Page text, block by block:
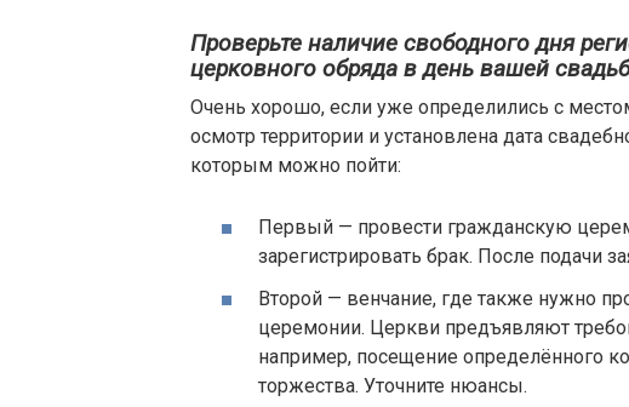
Проверьте наличие свободного дня
церковного обряда в день вашей
Очень хорошо, если уже определились с
осмотр территории и установлена дата
которым можно пойти:
Первый — провести гражданскую
зарегистрировать брак. После подачи
Второй — венчание, где также нужно
церемонии. Церкви предъявляют
например, посещение определённого
торжества. Уточните нюансы.